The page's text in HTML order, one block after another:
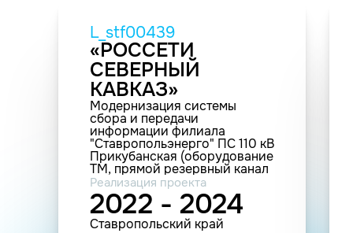
L_stf00439
«РОССЕТИ
СЕВЕРНЫЙ
КАВКАЗ»
Модернизация системы
сбора и передачи
информации филиала
"Ставропольэнерго" ПС 110 кВ
Прикубанская (оборудование
ТМ, прямой резервный канал
связи, РАС)
Реализация проекта
2022 - 2024
Ставропольский край